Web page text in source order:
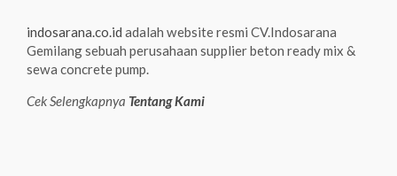
indosarana.co.id adalah website resmi CV.Indosarana
Gemilang sebuah perusahaan supplier beton ready mix &
sewa concrete pump.
Cek Selengkapnya Tentang Kami